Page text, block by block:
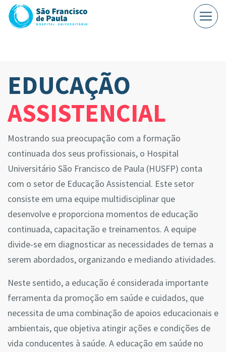
EDUCAÇÃO
ASSISTENCIAL
Mostrando sua preocupação com a formação
continuada dos seus profissionais, o Hospital
Universitário São Francisco de Paula (HUSFP) conta
com o setor de Educação Assistencial. Este setor
consiste em uma equipe multidisciplinar que
desenvolve e proporciona momentos de educação
continuada, capacitação e treinamentos. A equipe
divide-se em diagnosticar as necessidades de temas a
serem abordados, organizando e mediando atividades.
Neste sentido, a educação é considerada importante
ferramenta da promoção em saúde e cuidados, que
necessita de uma combinação de apoios educacionais e
ambientais, que objetiva atingir ações e condições de
vida conducentes à saúde. A educação em saúde no